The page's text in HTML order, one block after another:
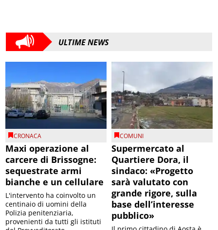
ULTIME NEWS
CRONACA
Maxi operazione al
carcere di Brissogne:
sequestrate armi
bianche e un cellulare
L'intervento ha coinvolto un
centinaio di uomini della
Polizia penitenziaria,
provenienti da tutti gli istituti
COMUNI
Supermercato al
Quartiere Dora, il
sindaco: «Progetto
sarà valutato con
grande rigore, sulla
base dell’interesse
pubblico»